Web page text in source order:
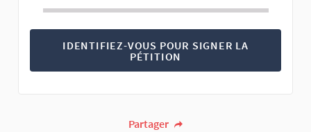
IDENTIFIEZ-VOUS POUR SIGNER LA
PÉTITION
Partager